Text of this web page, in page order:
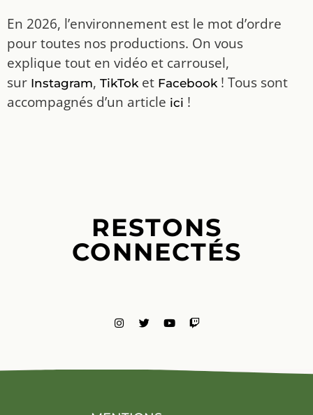
En 2026, l’environnement est le mot d’ordre
pour toutes nos productions. On vous
explique tout en vidéo et carrousel,
sur Instagram, TikToket Facebook! Tous sont
accompagnés d’un article ici !
RESTONS
CONNECTÉS